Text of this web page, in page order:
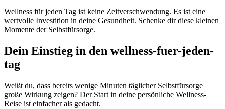
Wellness für jeden Tag ist keine Zeitverschwendung. Es ist eine
wertvolle Investition in deine Gesundheit. Schenke dir diese kleinen
Momente der Selbstfürsorge.
Dein Einstieg in den wellness-fuer-jeden-
tag
Weißt du, dass bereits wenige Minuten täglicher Selbstfürsorge
große Wirkung zeigen? Der Start in deine persönliche Wellness-
Reise ist einfacher als gedacht.